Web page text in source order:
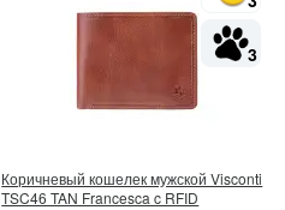
3
Коричневый кошелек мужской Visconti
TSC46 TAN Francesca c RFID